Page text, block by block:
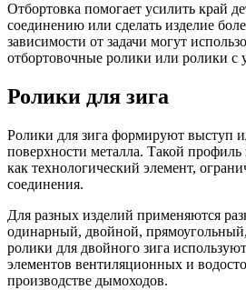
Отбортовка помогает усилить край
соединению или сделать изделие
зависимости от задачи могут
отбортовочные ролики или ролики с
Ролики для зига
Ролики для зига формируют выступ
поверхности металла. Такой профиль
как технологический элемент,
соединения.
Для разных изделий применяются
одинарный, двойной,
ролики для двойного зига
элементов вентиляционных и
производстве дымоходов.